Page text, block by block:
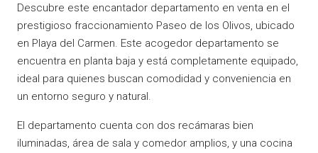
Descubre este encantador departamento en venta en el
prestigioso fraccionamiento Paseo de los Olivos, ubicado
en Playa del Carmen. Este acogedor departamento se
encuentra en planta baja y está completamente equipado,
ideal para quienes buscan comodidad y conveniencia en
un entorno seguro y natural.
El departamento cuenta con dos recámaras bien
iluminadas, área de sala y comedor amplios, y una cocina